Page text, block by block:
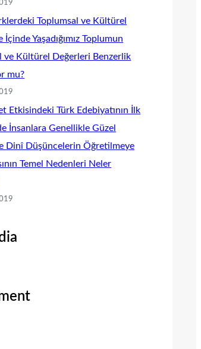
Toplumsal ve Kültürel
İçinde Yaşadığımız Toplumun
ve Kültürel Değerleri Benzerlik
mu?
Etkisindeki Türk Edebiyatının İlk
İnsanlara Genellikle Güzel
Dinî Düşüncelerin Öğretilmeye
Temel Nedenleri Neler